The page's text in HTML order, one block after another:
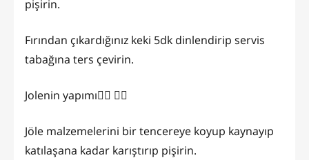
pişirin.
Fırından çıkardığınız keki 5dk dinlendirip servis
tabağına ters çevirin.
Jolenin yapımı👇🏼 👉🏻
Jöle malzemelerini bir tencereye koyup kaynayıp
katılaşana kadar karıştırıp pişirin.